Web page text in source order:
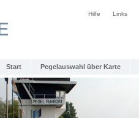
Hilfe Links
Start Pegelauswahl über Karte